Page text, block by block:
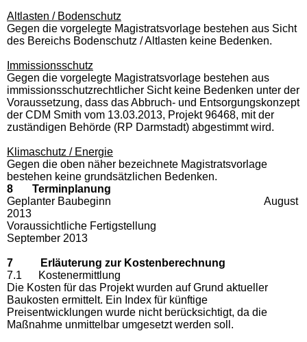
Altlasten / Bodenschutz
Gegen die vorgelegte Magistratsvorlage bestehen aus Sicht
des Bereichs Bodenschutz / Altlasten keine Bedenken.
Immissionsschutz
Gegen die vorgelegte Magistratsvorlage bestehen aus
immissionsschutzrechtlicher Sicht keine Bedenken unter der
Voraussetzung, dass das Abbruch- und Entsorgungskonzept
der CDM Smith vom 13.03.2013, Projekt 96468, mit der
zuständigen Behörde (RP Darmstadt) abgestimmt wird.
Klimaschutz / Energie
Gegen die oben näher bezeichnete Magistratsvorlage
bestehen keine grundsätzlichen Bedenken.
8 Terminplanung
Geplanter Baubeginn August
2013
Voraussichtliche Fertigstellung
September 2013
7 Erläuterung zur Kostenberechnung
7.1 Kostenermittlung
Die Kosten für das Projekt wurden auf Grund aktueller
Baukosten ermittelt. Ein Index für künftige
Preisentwicklungen wurde nicht berücksichtigt, da die
Maßnahme unmittelbar umgesetzt werden soll.